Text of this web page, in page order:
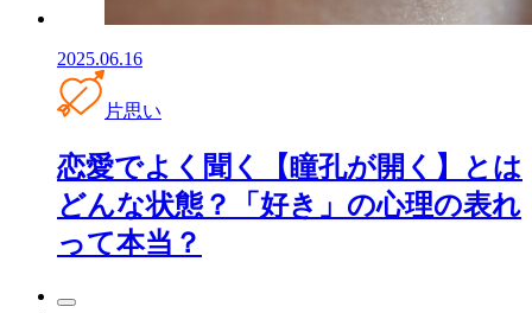
2025.06.16
片思い
恋愛でよく聞く【瞳孔が開く】とは
どんな状態？「好き」の心理の表れ
って本当？